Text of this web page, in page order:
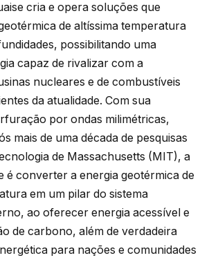
cria e opera soluções que
de altíssima temperatura
possibilitando uma
capaz de rivalizar com a
nucleares e de combustíveis
da atualidade. Com sua
por ondas milimétricas,
mais de uma década de pesquisas
de Massachusetts (MIT), a
é converter a energia geotérmica de
em um pilar do sistema
ao oferecer energia acessível e
de carbono, além de verdadeira
para nações e comunidades